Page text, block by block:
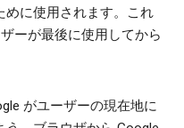
めに使用されます。これ
ーが最後に使用してから
がユーザーの現在地に